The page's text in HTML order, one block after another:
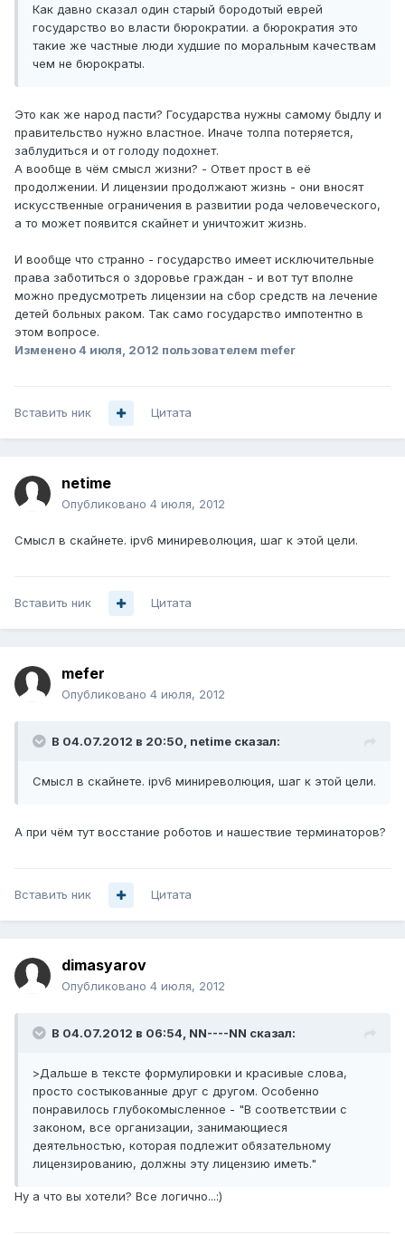
Как давно сказал один старый бородотый еврей
государство во власти бюрократии. а бюрократия это
такие же частные люди худшие по моральным качествам
чем не бюрократы.
Это как же народ пасти? Государства нужны самому быдлу и
правительство нужно властное. Иначе толпа потеряется,
заблудиться и от голоду подохнет.
А вообще в чём смысл жизни? - Ответ прост в её
продолжении. И лицензии продолжают жизнь - они вносят
искусственные ограничения в развитии рода человеческого,
а то может появится скайнет и уничтожит жизнь.
И вообще что странно - государство имеет исключительные
права заботиться о здоровье граждан - и вот тут вполне
можно предусмотреть лицензии на сбор средств на лечение
детей больных раком. Так само государство импотентно в
этом вопросе.
Изменено4 июля, 2012 пользователем mefer
Вставить ник Цитата
netime
Опубликовано 4 июля, 2012
Смысл в скайнете. ipv6 миниреволюция, шаг к этой цели.
Вставить ник Цитата
mefer
Опубликовано 4 июля, 2012
В 04.07.2012 в 20:50, netime сказал:
Смысл в скайнете. ipv6 миниреволюция, шаг к этой цели.
А при чём тут восстание роботов и нашествие терминаторов?
Вставить ник Цитата
dimasyarov
Опубликовано 4 июля, 2012
В 04.07.2012 в 06:54, NN----NN сказал:
>Дальше в тексте формулировки и красивые слова,
просто состыкованные друг с другом. Особенно
понравилось глубокомысленное - "В соответствии с
законом, все организации, занимающиеся
деятельностью, которая подлежит обязательному
лицензированию, должны эту лицензию иметь."
Ну а что вы хотели? Все логично...:)